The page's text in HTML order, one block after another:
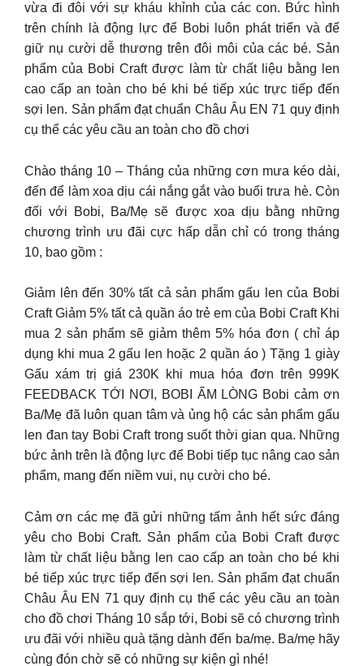
vừa đi đôi với sự kháu khỉnh của các con. Bức hình
trên chính là động lực để Bobi luôn phát triển và để
giữ nụ cười dễ thương trên đôi môi của các bé. Sản
phẩm của Bobi Craft được làm từ chất liệu bằng len
cao cấp an toàn cho bé khi bé tiếp xúc trực tiếp đến
sợi len. Sản phẩm đạt chuẩn Châu Âu EN 71 quy định
cụ thể các yêu cầu an toàn cho đồ chơi
Chào tháng 10 – Tháng của những cơn mưa kéo dài,
đến để làm xoa dịu cái nắng gắt vào buổi trưa hè. Còn
đối với Bobi, Ba/Mẹ sẽ được xoa dịu bằng những
chương trình ưu đãi cực hấp dẫn chỉ có trong tháng
10, bao gồm :
Giảm lên đến 30% tất cả sản phẩm gấu len của Bobi
Craft Giảm 5% tất cả quần áo trẻ em của Bobi Craft Khi
mua 2 sản phẩm sẽ giảm thêm 5% hóa đơn ( chỉ áp
dụng khi mua 2 gấu len hoặc 2 quần áo ) Tặng 1 giày
Gấu xám trị giá 230K khi mua hóa đơn trên 999K
FEEDBACK TỚI NƠI, BOBI ẤM LÒNG Bobi cảm ơn
Ba/Mẹ đã luôn quan tâm và ủng hộ các sản phẩm gấu
len đan tay Bobi Craft trong suốt thời gian qua. Những
bức ảnh trên là động lực để Bobi tiếp tục nâng cao sản
phẩm, mang đến niềm vui, nụ cười cho bé.
Cảm ơn các mẹ đã gửi những tấm ảnh hết sức đáng
yêu cho Bobi Craft. Sản phẩm của Bobi Craft được
làm từ chất liệu bằng len cao cấp an toàn cho bé khi
bé tiếp xúc trực tiếp đến sợi len. Sản phẩm đạt chuẩn
Châu Âu EN 71 quy định cụ thể các yêu cầu an toàn
cho đồ chơi Tháng 10 sắp tới, Bobi sẽ có chương trình
ưu đãi với nhiều quà tặng dành đến ba/mẹ. Ba/mẹ hãy
cùng đón chờ sẽ có những sự kiện gì nhé!